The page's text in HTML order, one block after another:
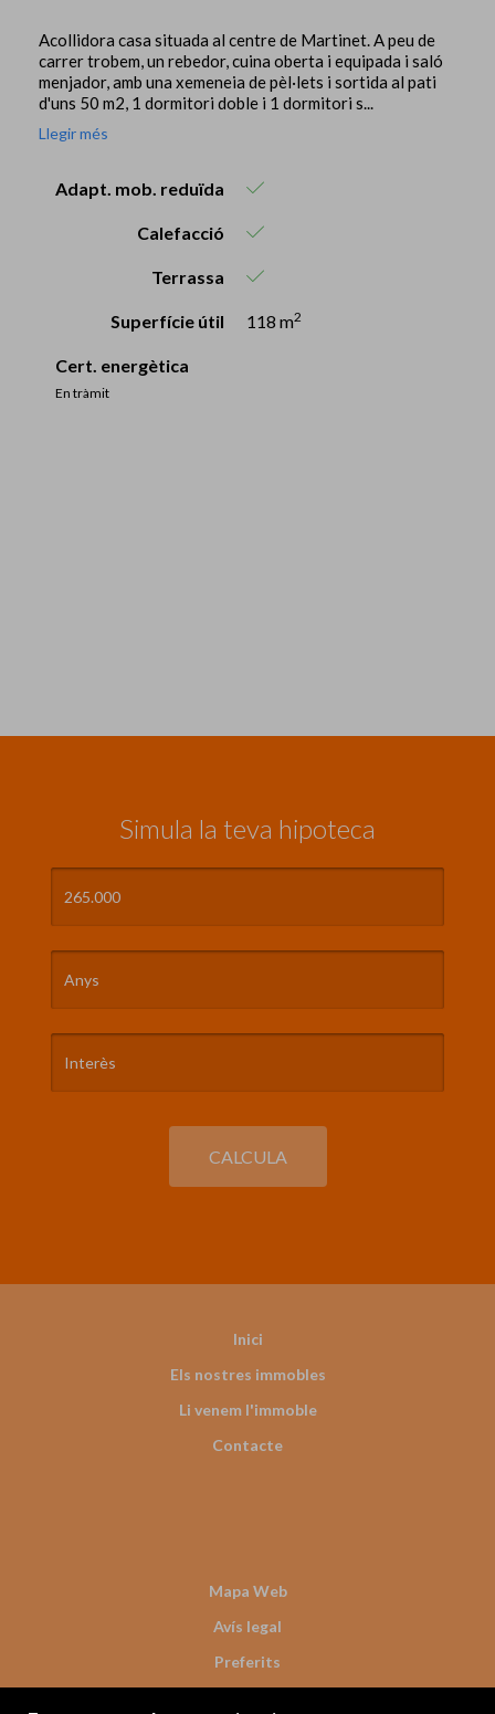
Acollidora casa situada al centre de Martinet. A peu de
carrer trobem, un rebedor, cuina oberta i equipada i saló
menjador, amb una xemeneia de pèl·lets i sortida al pati
d'uns 50 m2, 1 dormitori doble i 1 dormitori s...
Llegir més
Adapt. mob. reduïda
Calefacció
Terrassa
Superfície útil 118 m2
Cert. energètica
En tràmit
Simula la teva hipoteca
CALCULA
Inici
Els nostres immobles
Li venem l'immoble
Contacte
Mapa Web
Avís legal
Preferits